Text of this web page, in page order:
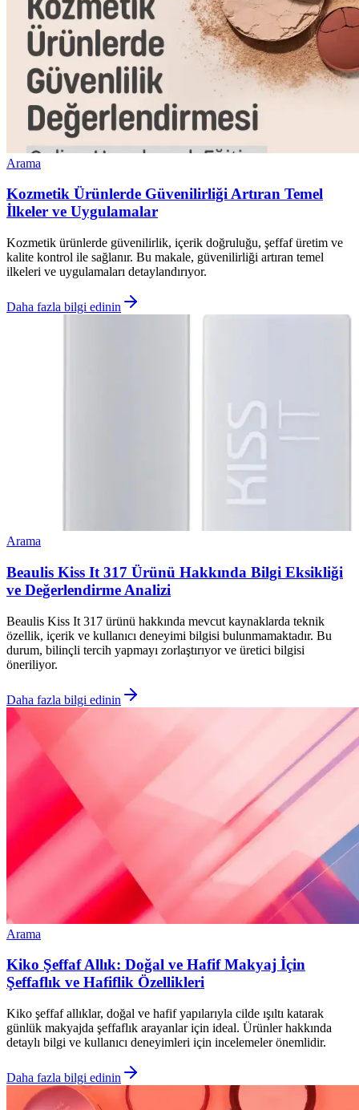
Arama
Kozmetik Ürünlerde Güvenilirliği Artıran Temel
İlkeler ve Uygulamalar
Kozmetik ürünlerde güvenilirlik, içerik doğruluğu, şeffaf üretim ve
kalite kontrol ile sağlanır. Bu makale, güvenilirliği artıran temel
ilkeleri ve uygulamaları detaylandırıyor.
Daha fazla bilgi edinin
Arama
Beaulis Kiss It 317 Ürünü Hakkında Bilgi Eksikliği
ve Değerlendirme Analizi
Beaulis Kiss It 317 ürünü hakkında mevcut kaynaklarda teknik
özellik, içerik ve kullanıcı deneyimi bilgisi bulunmamaktadır. Bu
durum, bilinçli tercih yapmayı zorlaştırıyor ve üretici bilgisi
öneriliyor.
Daha fazla bilgi edinin
Arama
Kiko Şeffaf Allık: Doğal ve Hafif Makyaj İçin
Şeffaflık ve Hafiflik Özellikleri
Kiko şeffaf allıklar, doğal ve hafif yapılarıyla cilde ışıltı katarak
günlük makyajda şeffaflık arayanlar için ideal. Ürünler hakkında
detaylı bilgi ve kullanıcı deneyimleri için incelemeler önemlidir.
Daha fazla bilgi edinin